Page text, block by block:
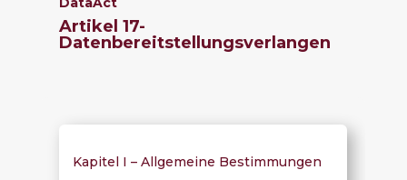
Artikel 17-
Datenbereitstellungsverlangen
Kapitel I – Allgemeine Bestimmungen